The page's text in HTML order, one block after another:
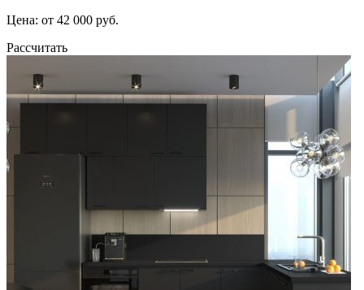
Цена: от 42 000 руб.
Рассчитать